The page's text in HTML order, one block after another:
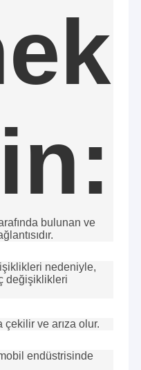
bulunan ve
nedeniyle,
değişiklikleri
ve arıza olur.
endüstrisinde
(www.cable-antenna.com)
ve iletişim antenleri
güç kablosu, USB
Düz şerit kablo, özel kablo
IOT, GPS, GLONASS,
umuyor.